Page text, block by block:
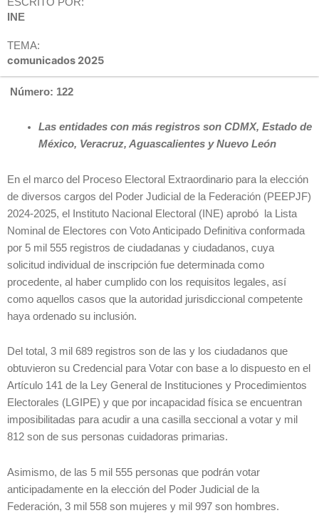
INE
TEMA:
comunicados 2025
Número: 122
Las entidades con más registros son CDMX, Estado de
México, Veracruz, Aguascalientes y Nuevo León
En el marco del Proceso Electoral Extraordinario para la elección
de diversos cargos del Poder Judicial de la Federación (PEEPJF)
2024-2025, el Instituto Nacional Electoral (INE) aprobó la Lista
Nominal de Electores con Voto Anticipado Definitiva conformada
por 5 mil 555 registros de ciudadanas y ciudadanos, cuya
solicitud individual de inscripción fue determinada como
procedente, al haber cumplido con los requisitos legales, así
como aquellos casos que la autoridad jurisdiccional competente
haya ordenado su inclusión.
Del total, 3 mil 689 registros son de las y los ciudadanos que
obtuvieron su Credencial para Votar con base a lo dispuesto en el
Artículo 141 de la Ley General de Instituciones y Procedimientos
Electorales (LGIPE) y que por incapacidad física se encuentran
imposibilitadas para acudir a una casilla seccional a votar y mil
812 son de sus personas cuidadoras primarias.
Asimismo, de las 5 mil 555 personas que podrán votar
anticipadamente en la elección del Poder Judicial de la
Federación, 3 mil 558 son mujeres y mil 997 son hombres.